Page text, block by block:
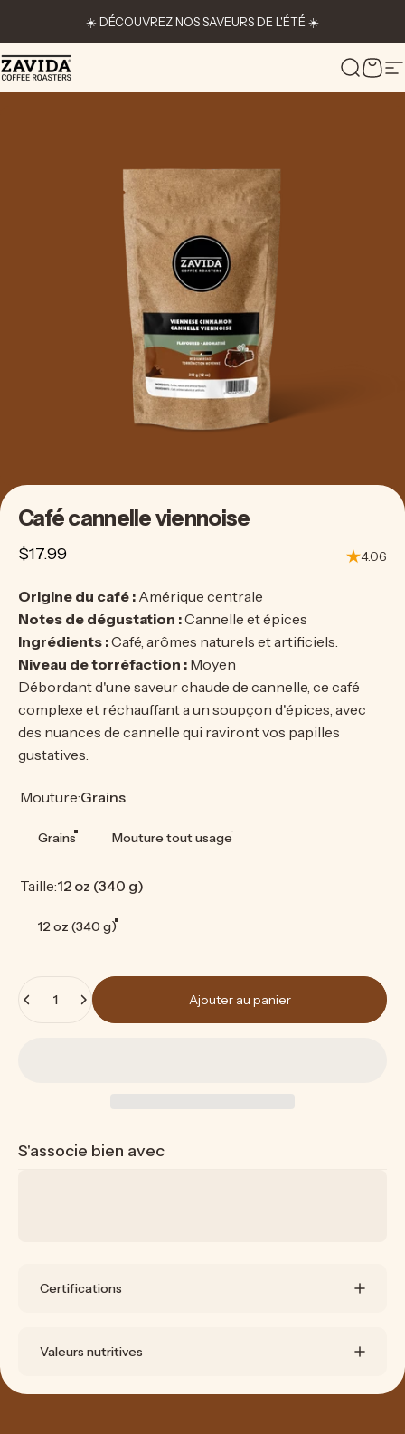
☀️ DÉCOUVREZ NOS SAVEURS DE L'ÉTÉ ☀️
Zavida Coffee
Cafécannelleviennoise
$17.99 4.06
Origine du café : Amérique centrale
Notes de dégustation :Cannelle et épices
Ingrédients :Café, arômes naturels et artificiels.
Niveau de torréfaction : Moyen
Débordant d'une saveur chaude de cannelle, ce café
complexe et réchauffant a un soupçon d'épices, avec
des nuances de cannelle qui raviront vos papilles
gustatives.
Mouture
Mouture:Grains
Grains Mouture tout usage
Taille
Taille:12 oz (340 g)
12 oz (340 g)
Ajouter au panier
S'associe bien avec
Certifications
Valeurs nutritives